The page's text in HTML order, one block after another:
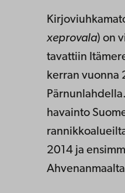
xeprovala) on
tavattiin
kerran vuonna
havainto
2014 ja